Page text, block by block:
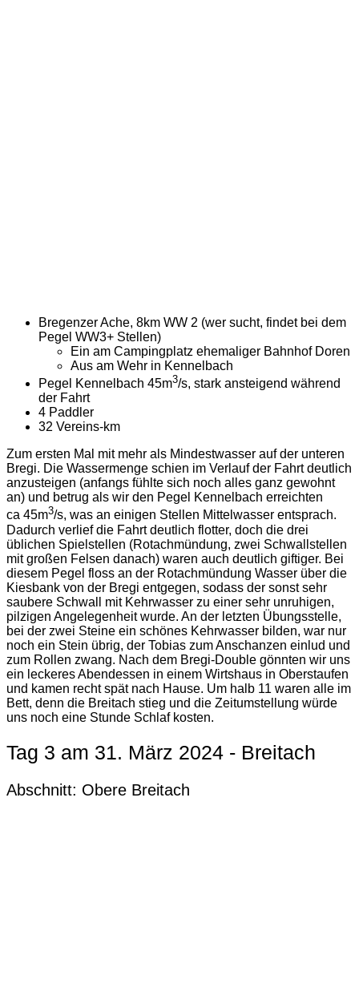
Bregenzer Ache, 8km WW 2 (wer sucht, findet bei dem
Pegel WW3+ Stellen)
Ein am Campingplatz ehemaliger Bahnhof Doren
Aus am Wehr in Kennelbach
Pegel Kennelbach 45m­3/s, stark ansteigend während
der Fahrt
4 Paddler
32 Vereins-km
Zum ersten Mal mit mehr als Mindestwasser auf der unteren
Bregi. Die Wassermenge schien im Verlauf der Fahrt deutlich
anzusteigen (anfangs fühlte sich noch alles ganz gewohnt
an) und betrug als wir den Pegel Kennelbach erreichten
ca 45m­3/s, was an einigen Stellen Mittelwasser entsprach.
Dadurch verlief die Fahrt deutlich flotter, doch die drei
üblichen Spielstellen (Rotachmündung, zwei Schwallstellen
mit großen Felsen danach) waren auch deutlich giftiger. Bei
diesem Pegel floss an der Rotachmündung Wasser über die
Kiesbank von der Bregi entgegen, sodass der sonst sehr
saubere Schwall mit Kehrwasser zu einer sehr unruhigen,
pilzigen Angelegenheit wurde. An der letzten Übungsstelle,
bei der zwei Steine ein schönes Kehrwasser bilden, war nur
noch ein Stein übrig, der Tobias zum Anschanzen einlud und
zum Rollen zwang. Nach dem Bregi-Double gönnten wir uns
ein leckeres Abendessen in einem Wirtshaus in Oberstaufen
und kamen recht spät nach Hause. Um halb 11 waren alle im
Bett, denn die Breitach stieg und die Zeitumstellung würde
uns noch eine Stunde Schlaf kosten.
Tag 3 am 31. März 2024 - Breitach
Abschnitt: Obere Breitach